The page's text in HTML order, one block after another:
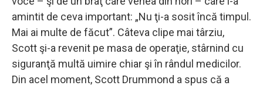
amintit de ceva important: „Nu ţi-a sosit încă timpul.
Mai ai multe de făcut”. Câteva clipe mai târziu,
Scott şi-a revenit pe masa de operaţie, stârnind cu
siguranţă multă uimire chiar şi în rândul medicilor.
Din acel moment, Scott Drummond a spus că a